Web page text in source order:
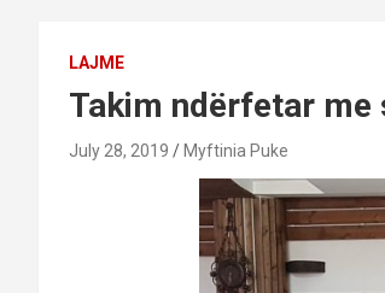
LAJME
Takim ndërfetar me
July 28, 2019 Myftinia Puke